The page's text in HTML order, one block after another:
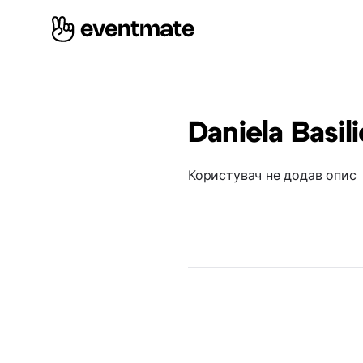
Daniela
Користувач не додав опис